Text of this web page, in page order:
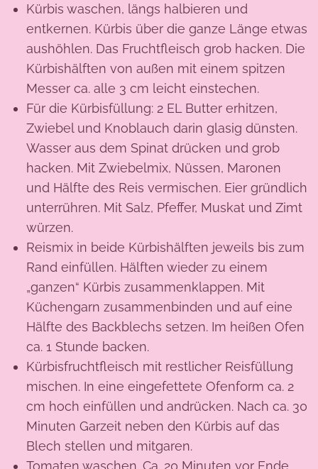
Kürbis waschen, längs halbieren und
entkernen. Kürbis über die ganze Länge etwas
aushöhlen. Das Fruchtfleisch grob hacken. Die
Kürbishälften von außen mit einem spitzen
Messer ca. alle 3 cm leicht einstechen.
Für die Kürbisfüllung: 2 EL Butter erhitzen,
Zwiebel und Knoblauch darin glasig dünsten.
Wasser aus dem Spinat drücken und grob
hacken. Mit Zwiebelmix, Nüssen, Maronen
und Hälfte des Reis vermischen. Eier gründlich
unterrühren. Mit Salz, Pfeffer, Muskat und Zimt
würzen.
Reismix in beide Kürbishälften jeweils bis zum
Rand einfüllen. Hälften wieder zu einem
„ganzen“ Kürbis zusammenklappen. Mit
Küchengarn zusammenbinden und auf eine
Hälfte des Backblechs setzen. Im heißen Ofen
ca. 1 Stunde backen.
Kürbisfruchtfleisch mit restlicher Reisfüllung
mischen. In eine eingefettete Ofenform ca. 2
cm hoch einfüllen und andrücken. Nach ca. 30
Minuten Garzeit neben den Kürbis auf das
Blech stellen und mitgaren.
Tomaten waschen. Ca. 20 Minuten vor Ende